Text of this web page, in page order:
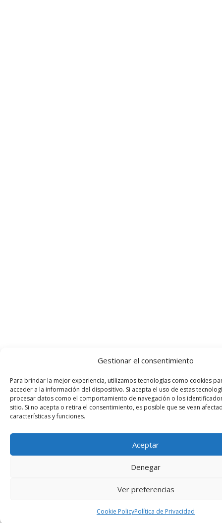
Gestionar el consentimiento
Para brindar la mejor experiencia, utilizamos tecnologías como cookies
acceder a la información del dispositivo. Si acepta el uso de estas
procesar datos como el comportamiento de navegación o los
sitio. Si no acepta o retira el consentimiento, es posible que se vean
características y funciones.
Aceptar
Denegar
Ver preferencias
Cookie PolicyPolítica de Privacidad